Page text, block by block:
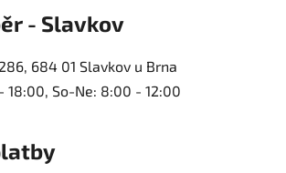
- Slavkov
684 01 Slavkov u Brna
18:00, So-Ne: 8:00 - 12:00